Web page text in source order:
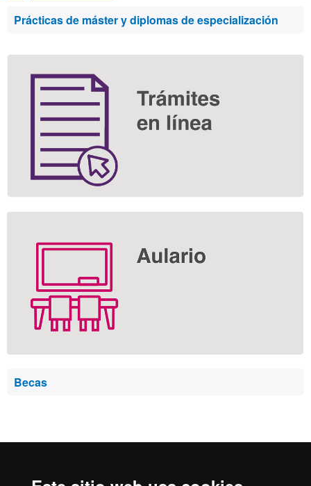
Información
Prácticas de máster y diplomas de especialización
Becas